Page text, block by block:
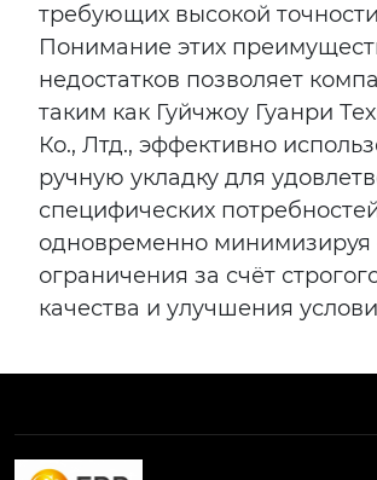
требующих высокой
Понимание этих
недостатков позволяет
таким как Гуйчжоу Гуанри
Ко., Лтд., эффективно
ручную укладку для
специфических
одновременно минимизируя
ограничения за счёт
качества и улучшения